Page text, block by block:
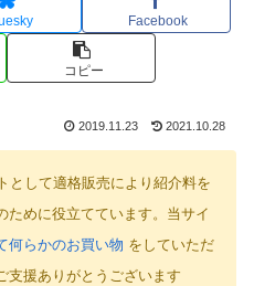
Facebook
コピー
2019.11.23 2021.10.28
として適格販売により紹介料を
ために役立てています。当サイ
何らかのお買い物 をしていただ
支援ありがとうございます